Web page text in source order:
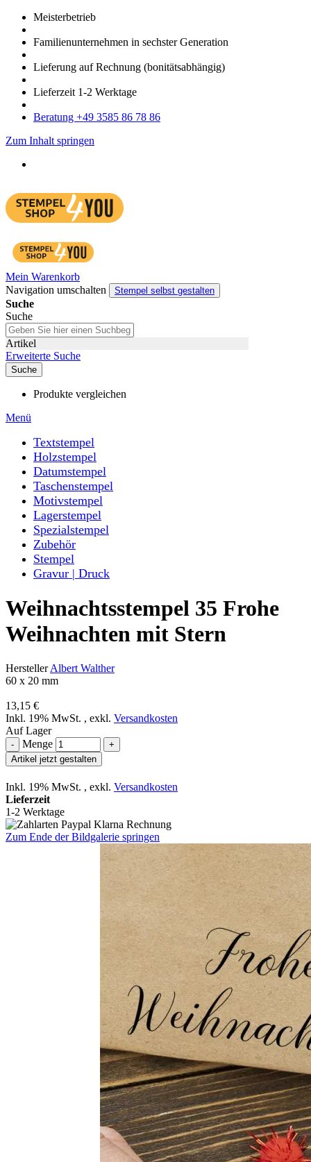
Meister­betrieb
Familien­unter­nehmen in sechster Gene­ration
Lieferung auf Rech­nung (bonitätsabhängig)
Liefer­zeit 1-2 Werk­tage
Bera­tung +49 3585 86 78 86
Zum Inhalt springen
Mein Warenkorb
Navigation umschalten
Stempel selbst gestalten
Suche
Suche
Artikel
Erweiterte Suche
Suche
Produkte vergleichen
Menü
Textstempel
Holzstempel
Datumstempel
Taschenstempel
Motivstempel
Lagerstempel
Spezialstempel
Zubehör
Stempel
Gravur | Druck
Weihnachtsstempel 35 Frohe
Weihnachten mit Stern
HerstellerAlbert Walther
60 x 20 mm
13,15 €
Inkl. 19% MwSt. , exkl. Versandkosten
Auf Lager
- Menge
+
Artikel jetzt gestalten
Inkl. 19% MwSt. , exkl. Versandkosten
Lieferzeit
1-2 Werktage
Zum Ende der Bildgalerie springen